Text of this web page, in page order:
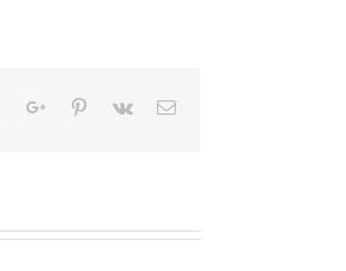
TumblrGoogle+Pinterest
Vk Email